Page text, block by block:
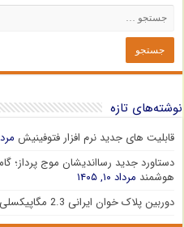
نوشته‌های تازه
قابلیت های جدید نرم افزار فتوفینیش مرداد
دستاورد جدید رسااندیشان موج پرداز؛
هوشمند مرداد ۱۰, ۱۴۰۵
دوربین پلاک خوان ایرانی 2.3 مگاپیکسلی